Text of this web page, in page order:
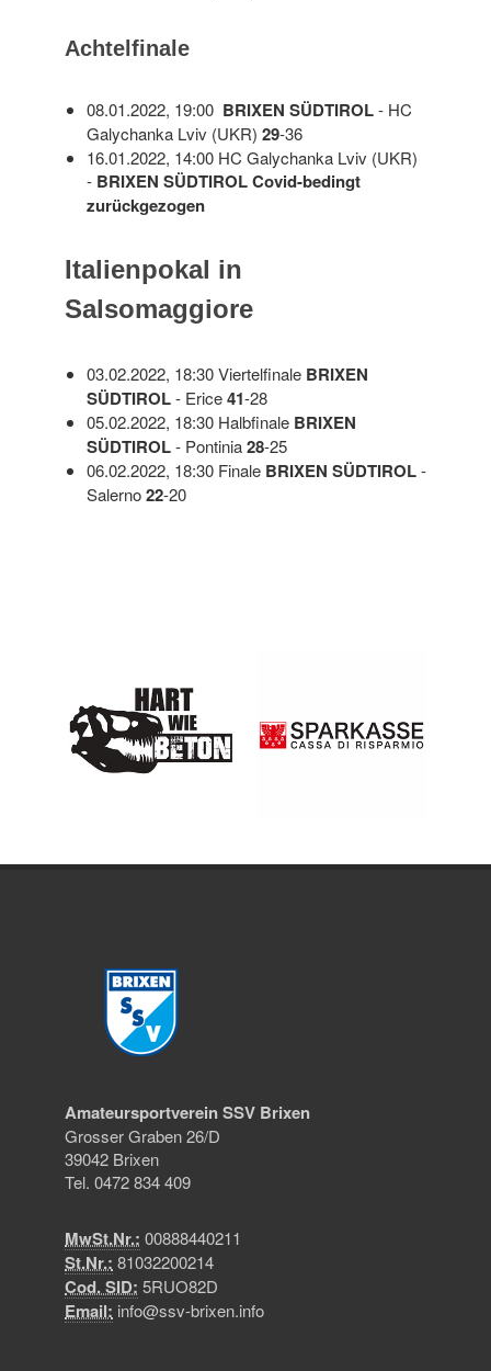
Achtelfinale
08.01.2022, 19:00 BRIXEN SÜDTIROL- HC
Galychanka Lviv (UKR) 29-36
16.01.2022, 14:00 HC Galychanka Lviv (UKR)
- BRIXEN SÜDTIROL Covid-bedingt
zurückgezogen
Italienpokal in
Salsomaggiore
03.02.2022, 18:30 Viertelfinale BRIXEN
SÜDTIROL- Erice41-28
05.02.2022, 18:30 Halbfinale BRIXEN
SÜDTIROL- Pontinia28-25
06.02.2022, 18:30 Finale BRIXEN SÜDTIROL-
Salerno22-20
Amateursportverein SSV Brixen
Grosser Graben 26/D
39042 Brixen
Tel. 0472 834 409
MwSt.Nr.: 00888440211
St.Nr.: 81032200214
Cod. SID: 5RUO82D
Email: info@ssv-brixen.info